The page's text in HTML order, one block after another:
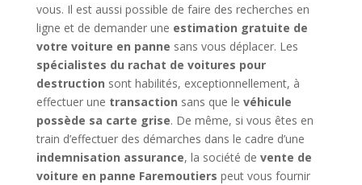
vous. Il est aussi possible de faire des recherches en
ligne et de demander une estimation gratuite de
votre voiture en panne sans vous déplacer. Les
spécialistes du rachat de voitures pour
destruction sont habilités, exceptionnellement, à
effectuer une transaction sans que le véhicule
possède sa carte grise. De même, si vous êtes en
train d’effectuer des démarches dans le cadre d’une
indemnisation assurance, la société de vente de
voiture en panne Faremoutiers peut vous fournir